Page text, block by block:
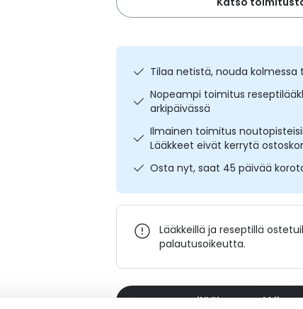
Tilaa netistä, nouda kolmessa
Nopeampi toimitus
arkipäivässä
Ilmainen toimitus
Lääkkeet eivät kerrytä
Osta nyt, saat 45 päivää
Lääkkeillä ja reseptillä
palautusoikeutta.
Varaa reseptilääke apteekkiin,